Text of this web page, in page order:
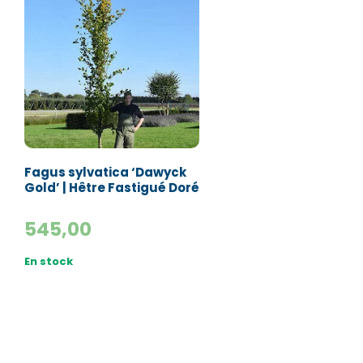
Fagus sylvatica ‘Dawyck
Gold’ | Hêtre Fastigué Doré
545,00
En stock
Numéro de téléphone*
E-mail:*
Valider
Numéro de téléphone*
E-mail:*
Valider